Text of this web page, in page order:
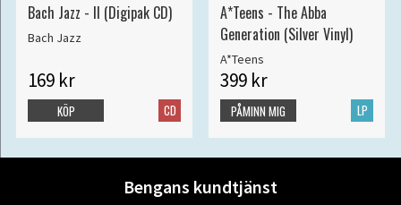
Bach Jazz - II (Digipak CD)
Bach Jazz
169 kr
CD
KÖP
A*Teens - The Abba
Generation (Silver Vinyl)
A*Teens
399 kr
LP
PÅMINN MIG
Bengans kundtjänst